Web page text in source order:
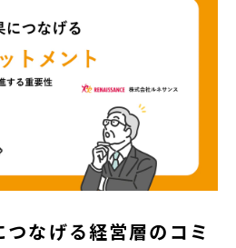
なげる経営層のコミ